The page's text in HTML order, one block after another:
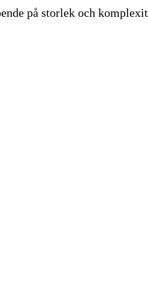
på storlek och